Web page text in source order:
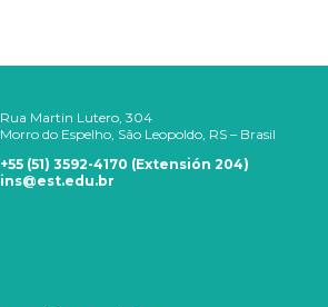
Rua Martin Lutero, 304
Morro do Espelho, São Leopoldo, RS – Brasil
+55 (51) 3592-4170 (Extensión 204)
ins@est.edu.br